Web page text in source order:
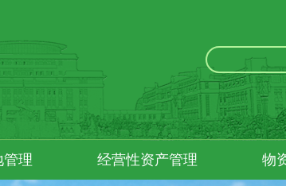
管理 经营性资产管理 物